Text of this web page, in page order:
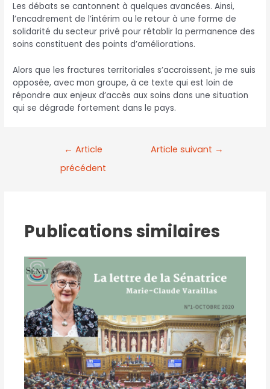
Les débats se cantonnent à quelques avancées. Ainsi,
l’encadrement de l’intérim ou le retour à une forme de
solidarité du secteur privé pour rétablir la permanence des
soins constituent des points d’améliorations.
Alors que les fractures territoriales s’accroissent, je me suis
opposée, avec mon groupe, à ce texte qui est loin de
répondre aux enjeux d’accès aux soins dans une situation
qui se dégrade fortement dans le pays.
← Article
précédent
Article suivant →
Publications similaires